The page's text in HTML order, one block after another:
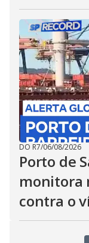
DO R7/06/08/2026
Porto de
monitora
contra o